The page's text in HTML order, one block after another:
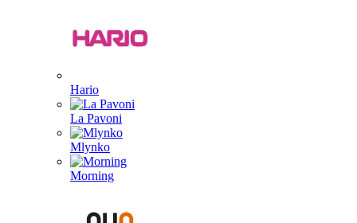
Hario
La Pavoni
Mlynko
Morning